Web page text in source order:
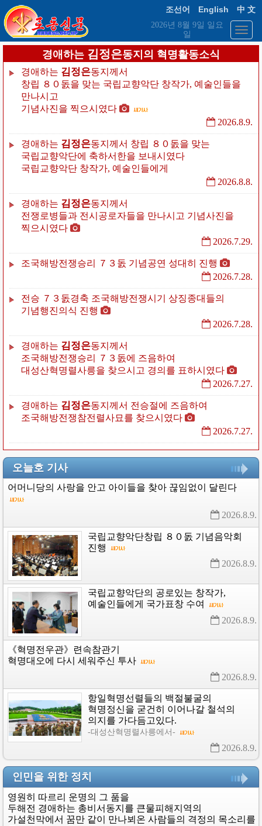
조선어 English
中 文
2026년 8월 9일 일요
일
경애하는 김정은동지의 혁명활동소식
경애하는 김정은동지께서
창립 ８０돐을 맞는 국립교향악단 창작가, 예술인들을
만나시고
기념사진을 찍으시였다
2026.8.9.
경애하는 김정은동지께서 창립 ８０돐을 맞는
국립교향악단에 축하서한을 보내시였다
국립교향악단 창작가, 예술인들에게
2026.8.8.
경애하는 김정은동지께서
전쟁로병들과 전시공로자들을 만나시고 기념사진을
찍으시였다
2026.7.29.
조국해방전쟁승리 ７３돐 기념공연 성대히 진행
2026.7.28.
전승 ７３돐경축 조국해방전쟁시기
상징종대들의
기념행진의식 진행
2026.7.28.
경애하는 김정은동지께서
조국해방전쟁승리
７３돐에
즈음하여
대성산혁명렬사릉을 찾으시고 경의를 표하시였다
2026.7.27.
경애하는 김정은동지께서 전승절에
즈음하여
조국해방전쟁참전렬사묘를 찾으시였다
2026.7.27.
오늘호 기사
어머니당의 사랑을 안고 아이들을 찾아 끊임없이 달린다
2026.8.9.
국립교향악단창립 ８０돐 기념음악회
진행
2026.8.9.
국립교향악단의 공로있는 창작가,
예술인들에게 국가표창 수여
2026.8.9.
《혁명전우관》련속참관기
혁명대오에 다시 세워주신 투사
2026.8.9.
항일혁명선렬들의 백절불굴의
혁명정신을 굳건히 이어나갈 철석의
의지를 가다듬고있다.
-대성산혁명렬사릉에서-
2026.8.9.
인민을 위한 정치
영원히 따르리 운명의 그 품을
두해전 경애하는 총비서동지를 큰물피해지역의
가설천막에서 꿈만 같이 만나뵈온 사람들의 격정의 목소리를